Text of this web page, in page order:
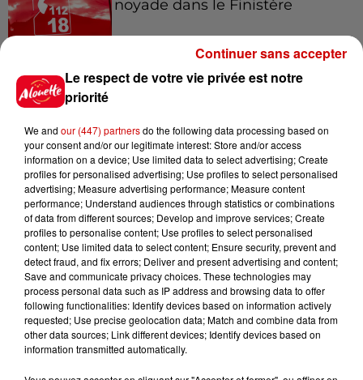
noyade dans le Finistère
14h48
14h03
Invasion de physalies sur des
plages du Sud-Ouest
11h51
À LA UNE : affaire Manon
Relandeau, musée cambriolé et
Amel Bent en...
Le respect de votre vie privée est notre
priorité
We and our (447) partnersdo the following data processing based on
your consent and/or our legitimate interest: Store and/or access
information on a device; Use limited data to select advertising; Create
profiles for personalised advertising; Use profiles to select personalised
advertising; Measure advertising performance; Measure content
performance; Understand audiences through statistics or combinations
of data from different sources; Develop and improve services; Create
profiles to personalise content; Use profiles to select personalised
content; Use limited data to select content; Ensure security, prevent and
detect fraud, and fix errors; Deliver and present advertising and content;
Save and communicate privacy choices. These technologies may
process personal data such as IP address and browsing data to offer
following functionalities: Identify devices based on information actively
requested; Use precise geolocation data; Match and combine data from
other data sources; Link different devices; Identify devices based on
information transmitted automatically.
Continuer sans accepter